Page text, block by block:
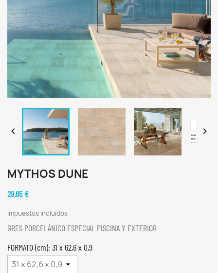
 
MYTHOS DUNE
29,65 €
Impuestos incluidos
GRES PORCELÁNICO ESPECIAL PISCINA Y EXTERIOR
FORMATO (cm): 31 x 62,6 x 0,9